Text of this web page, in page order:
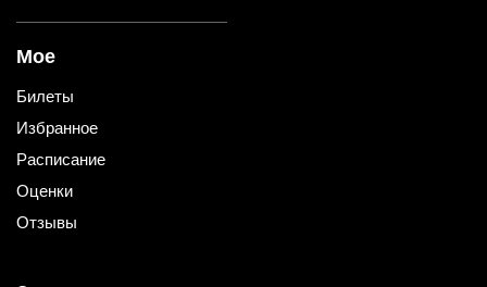
Мое
Билеты
Избранное
Расписание
Оценки
Отзывы